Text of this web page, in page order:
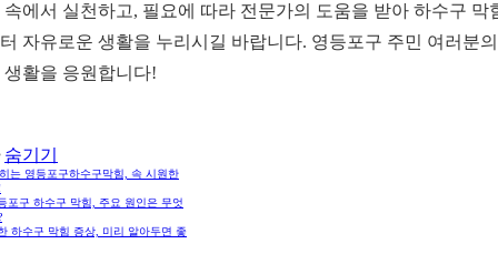
속에서 실천하고, 필요에 따라 전문가의 도움을 받아 하수구 막
자유로운 생활을 누리시길 바랍니다. 영등포구 주민 여러분
생활을 응원합니다!
숨기기
는 영등포구하수구막힘, 속 시원한
포구 하수구 막힘, 주요 원인은 무엇
하수구 막힘 증상, 미리 알아두면 좋